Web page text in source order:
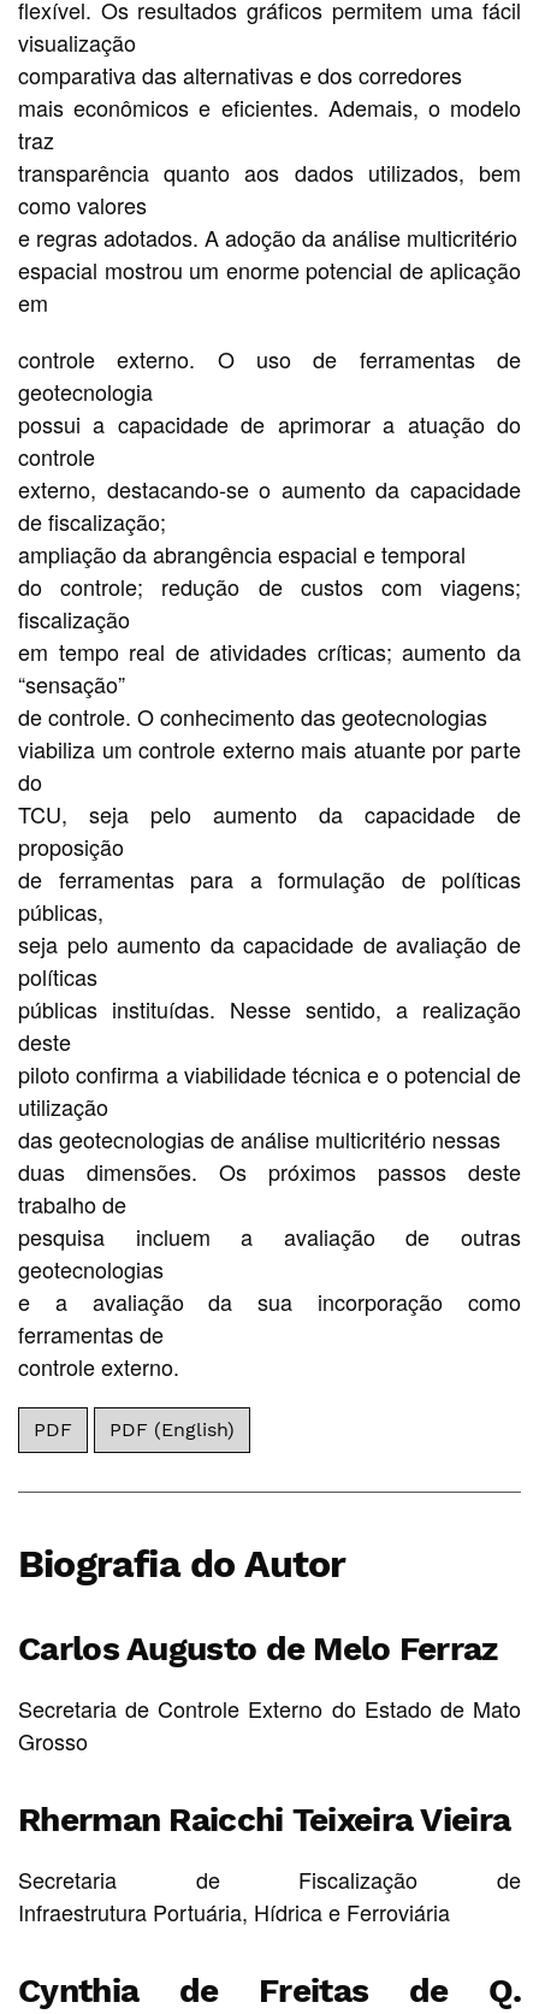
flexível. Os resultados gráficos permitem uma fácil
visualização
comparativa das alternativas e dos corredores
mais econômicos e eficientes. Ademais, o modelo
traz
transparência quanto aos dados utilizados, bem
como valores
e regras adotados. A adoção da análise multicritério
espacial mostrou um enorme potencial de aplicação
em
controle externo. O uso de ferramentas de
geotecnologia
possui a capacidade de aprimorar a atuação do
controle
externo, destacando-se o aumento da capacidade
de fiscalização;
ampliação da abrangência espacial e temporal
do controle; redução de custos com viagens;
fiscalização
em tempo real de atividades críticas; aumento da
“sensação”
de controle. O conhecimento das geotecnologias
viabiliza um controle externo mais atuante por parte
do
TCU, seja pelo aumento da capacidade de
proposição
de ferramentas para a formulação de políticas
públicas,
seja pelo aumento da capacidade de avaliação de
políticas
públicas instituídas. Nesse sentido, a realização
deste
piloto confirma a viabilidade técnica e o potencial de
utilização
das geotecnologias de análise multicritério nessas
duas dimensões. Os próximos passos deste
trabalho de
pesquisa incluem a avaliação de outras
geotecnologias
e a avaliação da sua incorporação como
ferramentas de
controle externo.
PDF PDF (English)
Biografia do Autor
Carlos Augusto de Melo Ferraz
Secretaria de Controle Externo do Estado de Mato
Grosso
Rherman Raicchi Teixeira Vieira
Secretaria de Fiscalização de
Infraestrutura Portuária, Hídrica e Ferroviária
Cynthia de Freitas de Q.